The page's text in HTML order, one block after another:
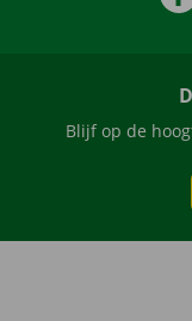
Blijf op de